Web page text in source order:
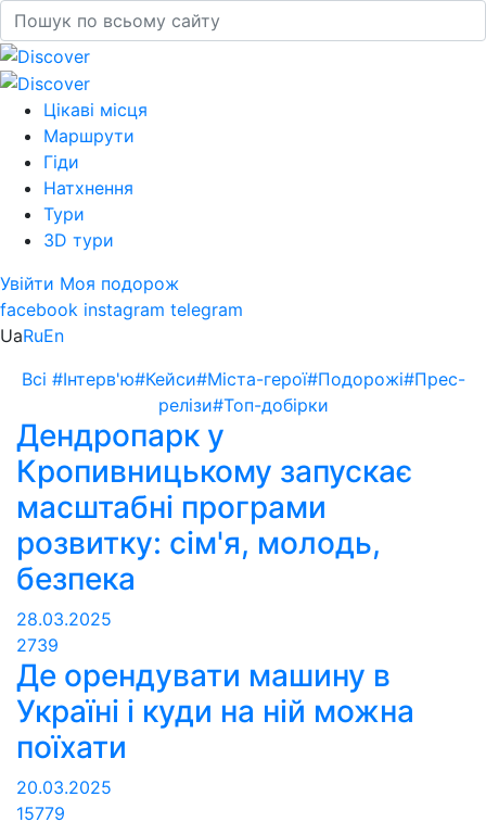
Цікаві місця
Маршрути
Гіди
Натхнення
Тури
3D тури
Увійти Моя подорож
facebook instagram telegram
UaRuEn
Всі #Інтерв'ю#Кейси#Міста-герої#Подорожі#Прес-
релізи#Топ-добірки
Дендропарк у
Кропивницькому запускає
масштабні програми
розвитку: сім'я, молодь,
безпека
28.03.2025
2739
Де орендувати машину в
Україні і куди на ній можна
поїхати
20.03.2025
15779